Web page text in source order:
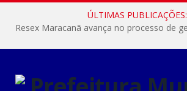
ÚLTIMAS PUBLICAÇÕES: